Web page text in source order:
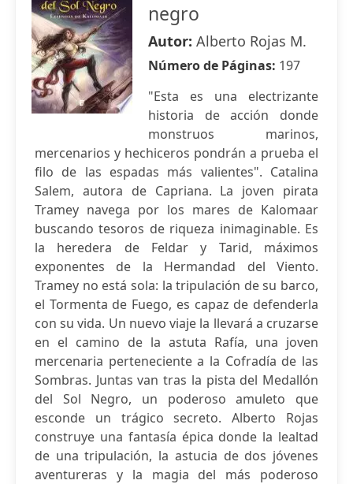
negro
Autor: Alberto Rojas M.
Número de Páginas: 197
"Esta es una electrizante
historia de acción donde
monstruos marinos,
mercenarios y hechiceros pondrán a prueba el
filo de las espadas más valientes". Catalina
Salem, autora de Capriana. La joven pirata
Tramey navega por los mares de Kalomaar
buscando tesoros de riqueza inimaginable. Es
la heredera de Feldar y Tarid, máximos
exponentes de la Hermandad del Viento.
Tramey no está sola: la tripulación de su barco,
el Tormenta de Fuego, es capaz de defenderla
con su vida. Un nuevo viaje la llevará a cruzarse
en el camino de la astuta Rafía, una joven
mercenaria perteneciente a la Cofradía de las
Sombras. Juntas van tras la pista del Medallón
del Sol Negro, un poderoso amuleto que
esconde un trágico secreto. Alberto Rojas
construye una fantasía épica donde la lealtad
de una tripulación, la astucia de dos jóvenes
aventureras y la magia del más poderoso